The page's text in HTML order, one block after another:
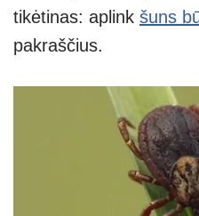
tikėtinas: aplink šuns
pakraščius.